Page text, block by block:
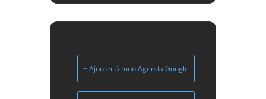
+ Ajouter à mon Agenda Google